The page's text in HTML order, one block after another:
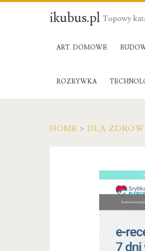
ikubus.pl Topowy
ART. DOMOWE
ROZRYWKA
HOME > DLA